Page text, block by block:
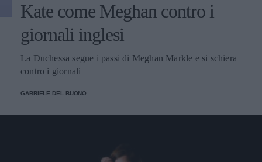
Kate come Meghan contro i
giornali inglesi
La Duchessa segue i passi di Meghan Markle e si schiera
contro i giornali
GABRIELE DEL BUONO